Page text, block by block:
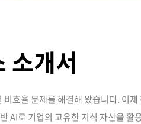
소개서
효율 문제를 해결해 왔습니다. 이제
AI로 기업의 고유한 지식 자산을 활